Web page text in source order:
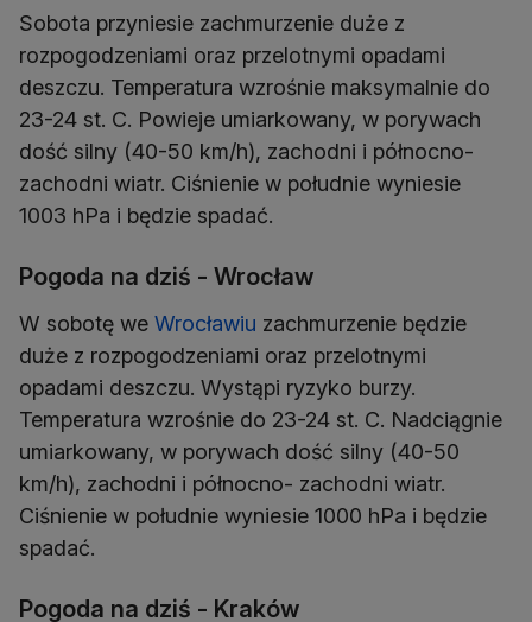
Sobota przyniesie zachmurzenie duże z
rozpogodzeniami oraz przelotnymi opadami
deszczu. Temperatura wzrośnie maksymalnie do
23-24 st. C. Powieje umiarkowany, w porywach
dość silny (40-50 km/h), zachodni i północno-
zachodni wiatr. Ciśnienie w południe wyniesie
1003 hPa i będzie spadać.
Pogoda na dziś - Wrocław
W sobotę we Wrocławiu zachmurzenie będzie
duże z rozpogodzeniami oraz przelotnymi
opadami deszczu. Wystąpi ryzyko burzy.
Temperatura wzrośnie do 23-24 st. C. Nadciągnie
umiarkowany, w porywach dość silny (40-50
km/h), zachodni i północno- zachodni wiatr.
Ciśnienie w południe wyniesie 1000 hPa i będzie
spadać.
Pogoda na dziś - Kraków